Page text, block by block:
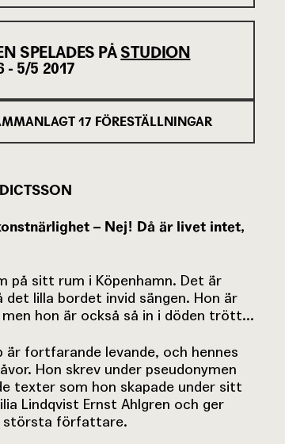
SPELADES PÅ STUDION
- 5/5 2017
17 FÖRESTÄLLNINGAR
– Nej! Då är livet intet,
på sitt rum i Köpenhamn. Det är
lilla bordet invid sängen. Hon är
hon är också så in i döden trött...
fortfarande levande, och hennes
Hon skrev under pseudonymen
texter som hon skapade under sitt
Lindqvist Ernst Ahlgren och ger
största författare.